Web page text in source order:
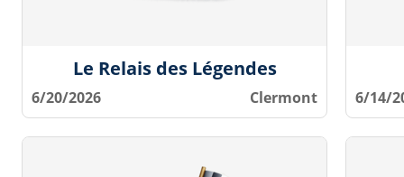
Le Relais des Légendes
6/20/2026 Clermont 6/14/